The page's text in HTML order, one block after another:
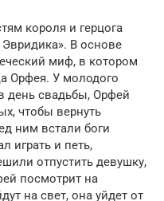
короля и герцога
В основе
миф, в котором
Орфея. У молодого
день свадьбы, Орфей
чтобы вернуть
ним встали боги
играть и петь,
отпустить девушку,
посмотрит на
на свет, она уйдет от